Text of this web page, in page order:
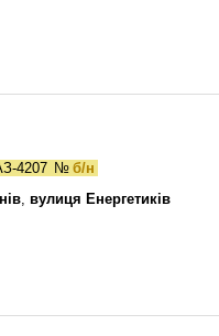
4207 № б/н
, вулиця Енергетиків